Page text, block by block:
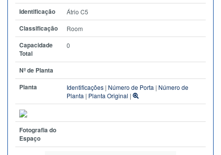
Identificação Átrio C5
Classificação Room
Capacidade
Total
0
Nº de Planta
Planta
Identificações | Número de Porta | Número de
Planta | Planta Original |
Fotografia do
Espaço